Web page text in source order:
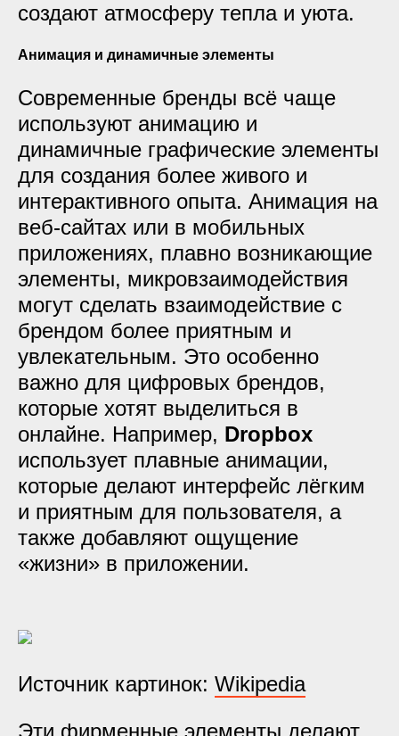
создают атмосферу тепла и уюта.
Анимация и динамичные элементы
Современные бренды всё чаще
используют анимацию и
динамичные графические элементы
для создания более живого и
интерактивного опыта. Анимация на
веб-сайтах или в мобильных
приложениях, плавно возникающие
элементы, микровзаимодействия
могут сделать взаимодействие с
брендом более приятным и
увлекательным. Это особенно
важно для цифровых брендов,
которые хотят выделиться в
онлайне. Например, Dropbox
использует плавные анимации,
которые делают интерфейс лёгким
и приятным для пользователя, а
также добавляют ощущение
«жизни» в приложении.
Источник картинок: Wikipedia
Эти фирменные элементы делают